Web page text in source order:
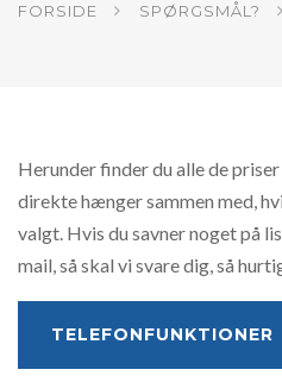
FORSIDE SPØRGSMÅL?
Herunder finder du alle de
direkte hænger sammen med,
valgt. Hvis du savner noget på
mail, så skal vi svare dig, så
TELEFONFUNKTIONER